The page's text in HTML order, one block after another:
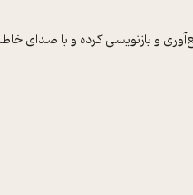
و بازنویسی کرده و با صدای